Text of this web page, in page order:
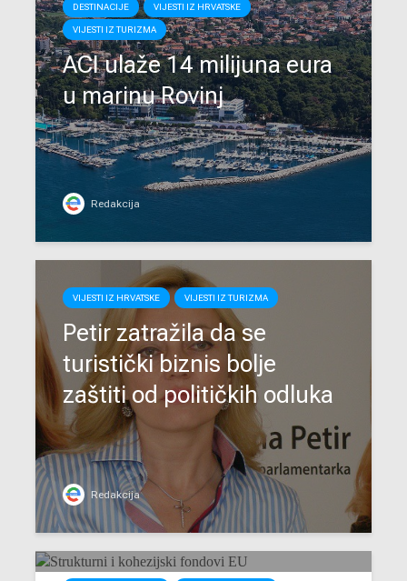
DESTINACIJE VIJESTI IZ HRVATSKE
VIJESTI IZ TURIZMA
ACI ulaže 14 milijuna eura
u marinu Rovinj
Redakcija
VIJESTI IZ HRVATSKE VIJESTI IZ TURIZMA
Petir zatražila da se
turistički biznis bolje
zaštiti od političkih odluka
Redakcija